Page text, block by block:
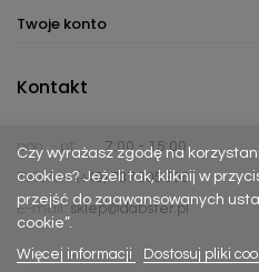
Twoje konto
Czy wyrażasz zgodę na
cookies? Jeżeli tak, kliknij w
przejść do zaawansowanych
cookie”.
Więcej informacji
Dostosuj pliki
Kontakt
pon. - pt.
7:00 - 15:00
Telefon:(+48) 737 305 306
E-mail: sklep@dabster.pl